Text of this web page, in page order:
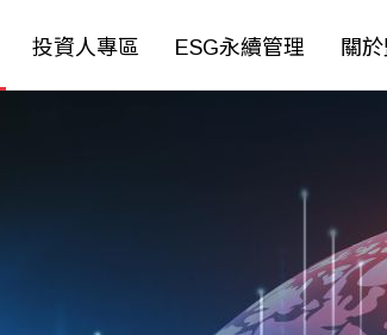
投資人專區 ESG永續管理 關